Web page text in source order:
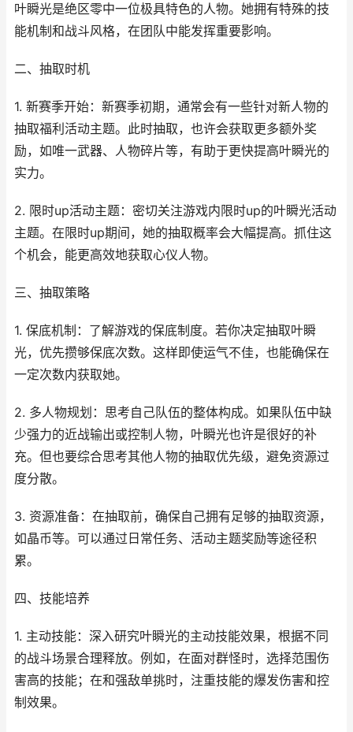
叶瞬光是绝区零中一位极具特色的人物。她拥有特殊的技
能机制和战斗风格，在团队中能发挥重要影响。
二、抽取时机
1. 新赛季开始：新赛季初期，通常会有一些针对新人物的
抽取福利活动主题。此时抽取，也许会获取更多额外奖
励，如唯一武器、人物碎片等，有助于更快提高叶瞬光的
实力。
2. 限时up活动主题：密切关注游戏内限时up的叶瞬光活动
主题。在限时up期间，她的抽取概率会大幅提高。抓住这
个机会，能更高效地获取心仪人物。
三、抽取策略
1. 保底机制：了解游戏的保底制度。若你决定抽取叶瞬
光，优先攒够保底次数。这样即使运气不佳，也能确保在
一定次数内获取她。
2. 多人物规划：思考自己队伍的整体构成。如果队伍中缺
少强力的近战输出或控制人物，叶瞬光也许是很好的补
充。但也要综合思考其他人物的抽取优先级，避免资源过
度分散。
3. 资源准备：在抽取前，确保自己拥有足够的抽取资源，
如晶币等。可以通过日常任务、活动主题奖励等途径积
累。
四、技能培养
1. 主动技能：深入研究叶瞬光的主动技能效果，根据不同
的战斗场景合理释放。例如，在面对群怪时，选择范围伤
害高的技能；在和强敌单挑时，注重技能的爆发伤害和控
制效果。